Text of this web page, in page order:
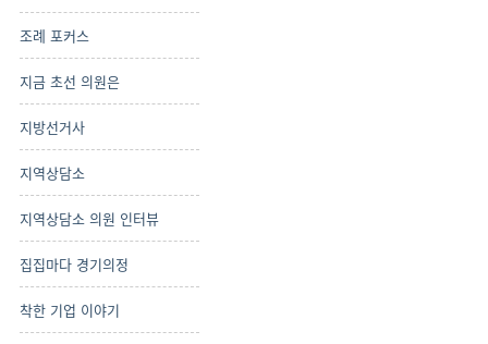
조례 포커스
지금 초선 의원은
지방선거사
지역상담소
지역상담소 의원 인터뷰
집집마다 경기의정
착한 기업 이야기